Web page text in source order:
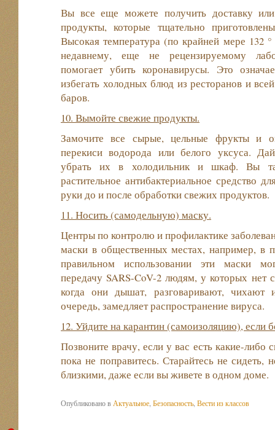
Вы все еще можете получить доставку
продукты, которые тщательно
Высокая температура (по крайней мере 132
недавнему, еще не рецензируемому
помогает убить коронавирусы. Это
избегать холодных блюд из ресторанов и
баров.
10. Вымойте свежие продукты.
Замочите все сырые, цельные фрукты и
перекиси водорода или белого уксуса.
убрать их в холодильник и шкаф. Вы
растительное антибактериальное средство
руки до и после обработки свежих продуктов.
11. Носить (самодельную) маску.
Центры по контролю и профилактике
маски в общественных местах, например, в
правильном использовании эти маски
передачу SARS-CoV-2 людям, у которых нет
когда они дышат, разговаривают,
очередь, замедляет распространение вируса.
12. Уйдите на карантин (самоизоляцию), если
Позвоните врачу, если у вас есть какие-либо
пока не поправитесь. Старайтесь не сидеть,
близкими, даже если вы живете в одном доме.
Опубликовано в Актуальное Безопасность Вести из классов